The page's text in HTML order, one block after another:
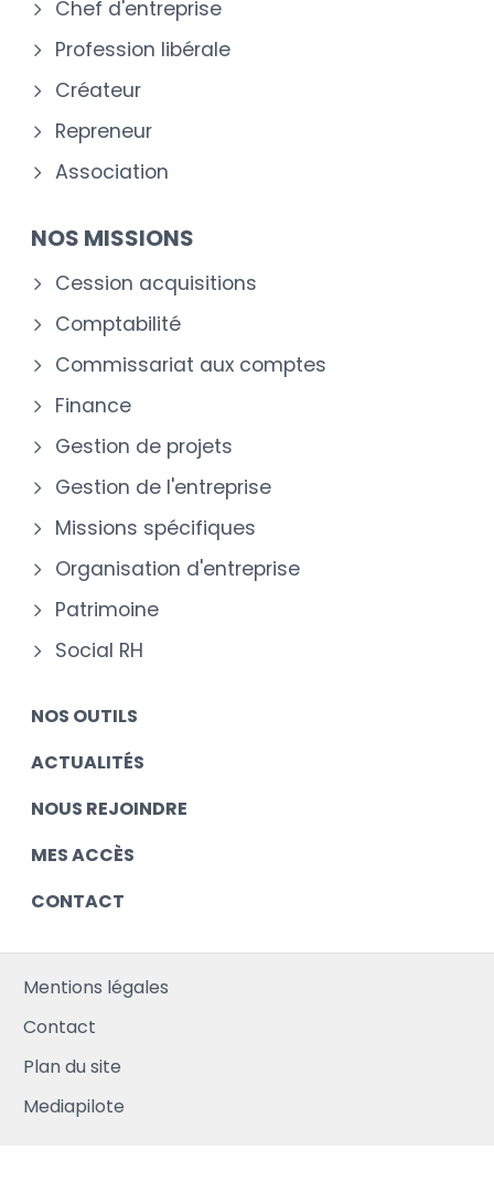
Chef d'entreprise
Profession libérale
Créateur
Repreneur
Association
NOS MISSIONS
Cession acquisitions
Comptabilité
Commissariat aux comptes
Finance
Gestion de projets
Gestion de l'entreprise
Missions spécifiques
Organisation d'entreprise
Patrimoine
Social RH
NOS OUTILS
ACTUALITÉS
NOUS REJOINDRE
MES ACCÈS
CONTACT
Mentions légales
Contact
Plan du site
Mediapilote